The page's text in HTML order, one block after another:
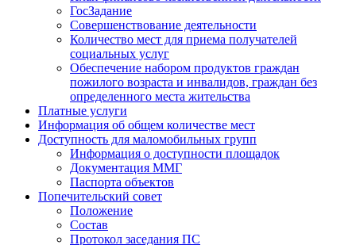
ГосЗадание
Совершенствование деятельности
Количество мест для приема получателей
социальных услуг
Обеспечение набором продуктов граждан
пожилого возраста и инвалидов, граждан без
определенного места жительства
Платные услуги
Информация об общем количестве мест
Доступность для маломобильных групп
Информация о доступности площадок
Документация ММГ
Паспорта объектов
Попечительский совет
Положение
Состав
Протокол заседания ПС